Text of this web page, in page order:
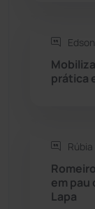
Seabra
prática
em pau
Lapa